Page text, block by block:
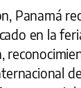
Panamá
en la